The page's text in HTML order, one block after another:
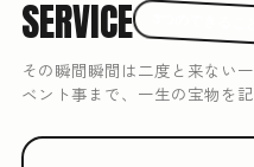
SERVICE
その瞬間瞬間は二度と来ない
ベント事まで、一生の宝物を